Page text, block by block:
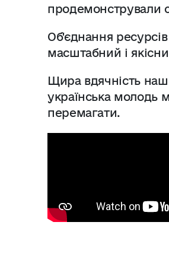
продемонстрували
Об'єднання
масштабний і
Щира вдячність
українська молодь
перемагати.